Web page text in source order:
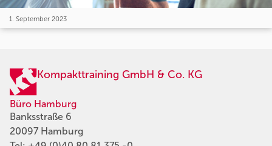
1. September 2023
Kompakttraining GmbH & Co. KG
Büro Hamburg
Banksstraße 6
20097 Hamburg